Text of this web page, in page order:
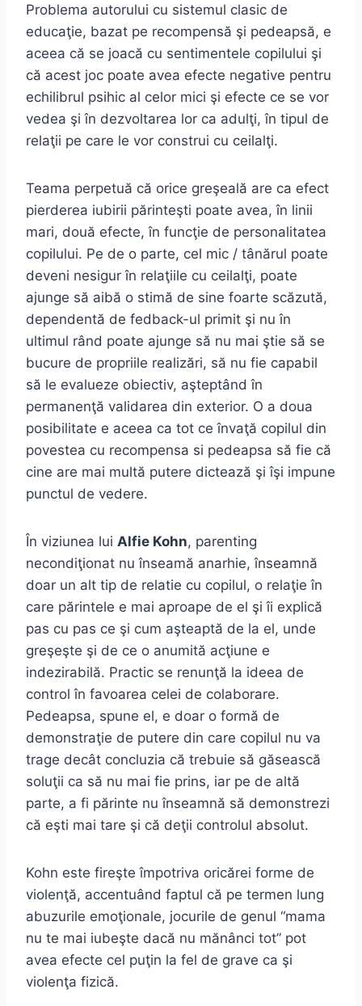
Problema autorului cu sistemul clasic de
educaţie, bazat pe recompensă şi pedeapsă, e
aceea că se joacă cu sentimentele copilului şi
că acest joc poate avea efecte negative pentru
echilibrul psihic al celor mici şi efecte ce se vor
vedea şi în dezvoltarea lor ca adulţi, în tipul de
relaţii pe care le vor construi cu ceilalţi.
Teama perpetuă că orice greşeală are ca efect
pierderea iubirii părinteşti poate avea, în linii
mari, două efecte, în funcţie de personalitatea
copilului. Pe de o parte, cel mic / tânărul poate
deveni nesigur în relaţiile cu ceilalţi, poate
ajunge să aibă o stimă de sine foarte scăzută,
dependentă de fedback-ul primit şi nu în
ultimul rând poate ajunge să nu mai ştie să se
bucure de propriile realizări, să nu fie capabil
să le evalueze obiectiv, aşteptând în
permanenţă validarea din exterior. O a doua
posibilitate e aceea ca tot ce învaţă copilul din
povestea cu recompensa si pedeapsa să fie că
cine are mai multă putere dictează şi îşi impune
punctul de vedere.
În viziunea lui Alfie Kohn, parenting
necondiţionat nu înseamă anarhie, înseamnă
doar un alt tip de relatie cu copilul, o relaţie în
care părintele e mai aproape de el şi îi explică
pas cu pas ce şi cum aşteaptă de la el, unde
greşeşte şi de ce o anumită acţiune e
indezirabilă. Practic se renunţă la ideea de
control în favoarea celei de colaborare.
Pedeapsa, spune el, e doar o formă de
demonstraţie de putere din care copilul nu va
trage decât concluzia că trebuie să găsească
soluţii ca să nu mai fie prins, iar pe de altă
parte, a fi părinte nu înseamnă să demonstrezi
că eşti mai tare şi că deţii controlul absolut.
Kohn este fireşte împotriva oricărei forme de
violenţă, accentuând faptul că pe termen lung
abuzurile emoţionale, jocurile de genul “mama
nu te mai iubeşte dacă nu mănânci tot” pot
avea efecte cel puţin la fel de grave ca şi
violenţa fizică.